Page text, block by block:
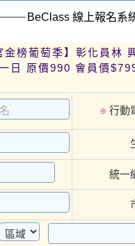
BeClass 線上報名系
榜葡萄季】彰化員林
日 原價990 會員價
※ 行動
統一